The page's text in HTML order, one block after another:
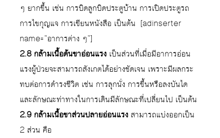
ๆ ยากขึ้น เช่น การบิดลูกบิดประตูบ้าน การเปิดประตูรถ
การไขกุญแจ การเขียนหนังสือ เป็นต้น [adinserter
name=”อาการต่าง ๆ”]
2.8 กล้ามเนื้อต้นขาอ่อนแรง เป็นส่วนที่เมื่อมีอาการอ่อน
แรงผู้ป่วยจะสามารถสังเกตได้อย่างชัดเจน เพราะมีผลกระ
ทบต่อการดำรงชีวิต เช่น การลุกนั่ง การขึ้นหรือลงบันได
และลักษณะท่าทางในการเดินมีลักษณะที่เปลี่ยนไป เป็นต้น
2.9 กล้ามเนื้อขาส่วนปลายอ่อนแรง สามารถแบ่งออกเป็น
2 ส่วน คือ